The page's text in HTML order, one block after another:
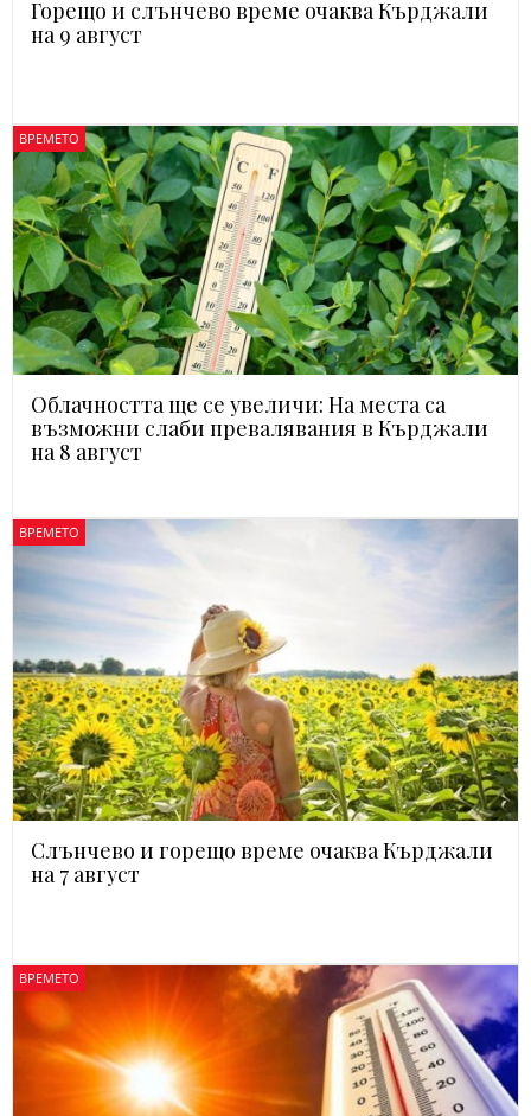
Горещо и слънчево време очаква Кърджали
на 9 август
ВРЕМЕТО
Облачността ще се увеличи: На места са
възможни слаби превалявания в Кърджали
на 8 август
ВРЕМЕТО
Слънчево и горещо време очаква Кърджали
на 7 август
ВРЕМЕТО